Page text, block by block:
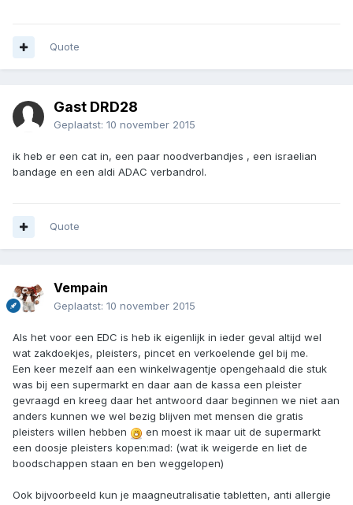
Quote
Gast DRD28
Geplaatst: 10 november 2015
ik heb er een cat in, een paar noodverbandjes , een israelian
bandage en een aldi ADAC verbandrol.
Quote
Vempain
Geplaatst: 10 november 2015
Als het voor een EDC is heb ik eigenlijk in ieder geval altijd wel
wat zakdoekjes, pleisters, pincet en verkoelende gel bij me.
Een keer mezelf aan een winkelwagentje opengehaald die stuk
was bij een supermarkt en daar aan de kassa een pleister
gevraagd en kreeg daar het antwoord daar beginnen we niet aan
anders kunnen we wel bezig blijven met mensen die gratis
pleisters willen hebben
en moest ik maar uit de supermarkt
een doosje pleisters kopen:mad: (wat ik weigerde en liet de
boodschappen staan en ben weggelopen)
Ook bijvoorbeeld kun je maagneutralisatie tabletten, anti allergie